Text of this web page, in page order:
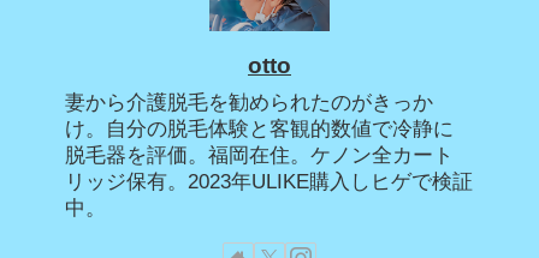
otto
妻から介護脱毛を勧められたのがきっか
け。自分の脱毛体験と客観的数値で冷静に
脱毛器を評価。福岡在住。ケノン全カート
リッジ保有。2023年ULIKE購入しヒゲで検証
中。